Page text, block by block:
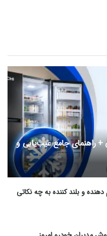
راهنمای جامع عیب‌یابی و
و بلند کننده به چه نکاتی